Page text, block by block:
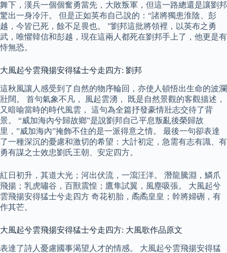
舞下，漢兵一個個奮勇當先，大敗叛軍，但這一路總還是讓劉邦
驚出一身冷汗。 但是正如英布自己說的：“諸將獨患淮陰、彭
越，今皆已死，餘不足畏也。 ”劉邦這批將領裡，以英布之勇
武，唯懼韓信和彭越，現在這兩人都死在劉邦手上了，他更是有
恃無恐。
大風起兮雲飛揚安得猛士兮走四方: 劉邦
這秋風讓人感受到了自然的物序輪回，亦使人頓悟出生命的波瀾
壯闊。 首句氣象不凡， 風起雲湧， 既是自然景觀的客觀描述，
又暗喻當時的時代風雲， 這句為全篇抒發豪情壯志交待了背
景。 “威加海內兮歸故鄉”是說劉邦自己平息叛亂後榮歸故
里，”威加海內”掩飾不住的是一派得意之情。 最後一句卻表達
了一種深沉的憂慮和激切的希望：大計初定，急需有志有識、有
勇有謀之士效忠劉氏王朝、安定四方。
紅日初升，其道大光；河出伏流，一瀉汪洋。 潛龍騰淵，鱗爪
飛揚；乳虎嘯谷，百獸震惶；鷹隼試翼，風塵吸張。 大風起兮
雲飛揚安得猛士兮走四方 奇花初胎，矞矞皇皇；幹將婦硎，有
作其芒。
大風起兮雲飛揚安得猛士兮走四方: 大風歌作品原文
表達了詩人憂慮國事渴望人才的情感。 大風起兮雲飛揚安得猛